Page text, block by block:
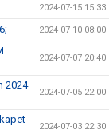
2024-07-15 15:33
2024-07-10 08:00
2024-07-07 20:40
2024
2024-07-05 22:00
2024-07-03 22:30